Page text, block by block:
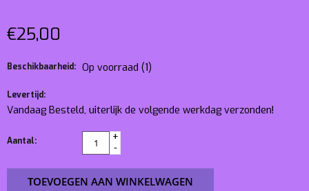
€25,00
Beschikbaarheid: Op voorraad (1)
Levertijd:
Vandaag Besteld, uiterlijk de volgende werkdag verzonden!
Aantal:
+
-
TOEVOEGEN AAN WINKELWAGEN